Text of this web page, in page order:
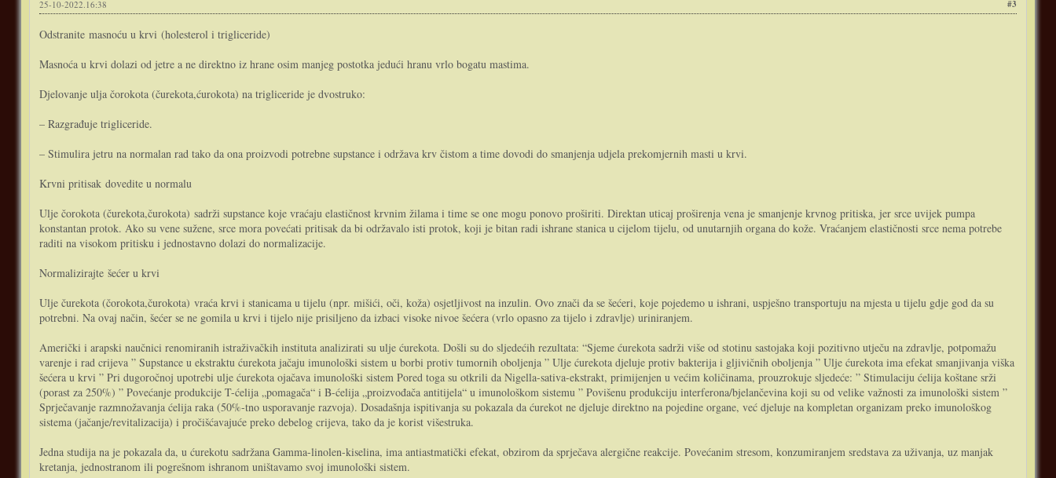
#3
25-10-2022.16:38
Odstranite masnoću u krvi (holesterol i trigliceride)
Masnoća u krvi dolazi od jetre a ne direktno iz hrane osim manjeg postotka jedući hranu vrlo bogatu mastima.
Djelovanje ulja čorokota (čurekota,ćurokota) na trigliceride je dvostruko:
– Razgrađuje trigliceride.
– Stimulira jetru na normalan rad tako da ona proizvodi potrebne supstance i održava krv čistom a time dovodi do smanjenja udjela prekomjernih masti u krvi.
Krvni pritisak dovedite u normalu
Ulje čorokota (čurekota,čurokota) sadrži supstance koje vraćaju elastičnost krvnim žilama i time se one mogu ponovo proširiti. Direktan uticaj proširenja vena je smanjenje krvnog pritiska, jer srce uvijek pumpa
konstantan protok. Ako su vene sužene, srce mora povećati pritisak da bi održavalo isti protok, koji je bitan radi ishrane stanica u cijelom tijelu, od unutarnjih organa do kože. Vraćanjem elastičnosti srce nema potrebe
raditi na visokom pritisku i jednostavno dolazi do normalizacije.
Normalizirajte šećer u krvi
Ulje čurekota (čorokota,čurokota) vraća krvi i stanicama u tijelu (npr. mišići, oči, koža) osjetljivost na inzulin. Ovo znači da se šećeri, koje pojedemo u ishrani, uspješno transportuju na mjesta u tijelu gdje god da su
potrebni. Na ovaj način, šećer se ne gomila u krvi i tijelo nije prisiljeno da izbaci visoke nivoe šećera (vrlo opasno za tijelo i zdravlje) uriniranjem.
Američki i arapski naučnici renomiranih istraživačkih instituta analizirati su ulje ćurekota. Došli su do sljedećih rezultata: “Sjeme ćurekota sadrži više od stotinu sastojaka koji pozitivno utječu na zdravlje, potpomažu
varenje i rad crijeva ” Supstance u ekstraktu ćurekota jačaju imunološki sistem u borbi protiv tumornih oboljenja ” Ulje ćurekota djeluje protiv bakterija i gljivičnih oboljenja ” Ulje ćurekota ima efekat smanjivanja viška
šećera u krvi ” Pri dugoročnoj upotrebi ulje ćurekota ojačava imunološki sistem Pored toga su otkrili da Nigella-sativa-ekstrakt, primijenjen u većim količinama, prouzrokuje sljedeće: ” Stimulaciju ćelija koštane srži
(porast za 250%) ” Povećanje produkcije T-ćelija „pomagača“ i B-ćelija „proizvođača antitijela“ u imunološkom sistemu ” Povišenu produkciju interferona/bjelančevina koji su od velike važnosti za imunološki sistem ”
Sprječavanje razmnožavanja ćelija raka (50%-tno usporavanje razvoja). Dosadašnja ispitivanja su pokazala da ćurekot ne djeluje direktno na pojedine organe, već djeluje na kompletan organizam preko imunološkog
sistema (jačanje/revitalizacija) i pročišćavajuće preko debelog crijeva, tako da je korist višestruka.
Jedna studija na je pokazala da, u ćurekotu sadržana Gamma-linolen-kiselina, ima antiastmatički efekat, obzirom da sprječava alergične reakcije. Povećanim stresom, konzumiranjem sredstava za uživanja, uz manjak
kretanja, jednostranom ili pogrešnom ishranom uništavamo svoj imunološki sistem.